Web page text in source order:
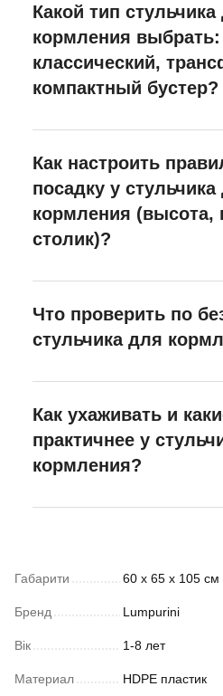
Какой тип стульчика
кормления выбрать:
классический,
компактный бустер?
Как настроить
посадку у стульчика
кормления (высота,
столик)?
Что проверить по
стульчика для
Как ухаживать и
практичнее у
кормления?
Габарити 60 x 65 x 105 см
Бренд Lumpurini
Вік 1-8 лет
Материал HDPE пластик